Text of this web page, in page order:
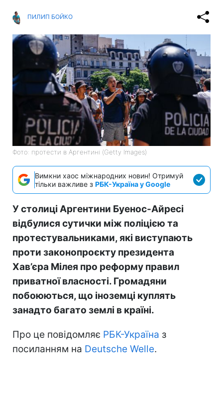
ПИЛИП БОЙКО
Фото: протести в Аргентині (Getty Images)
Вимкни хаос міжнародних новин! Отримуй
тільки важливе з РБК-Україна у Google
У столиці Аргентини Буенос-Айресі
відбулися сутички між поліцією та
протестувальниками, які виступають
проти законопроєкту президента
Хав’єра Мілея про реформу правил
приватної власності. Громадяни
побоюються, що іноземці куплять
занадто багато землі в країні.
Про це повідомляє РБК-Україна з
посиланням на Deutsche Welle.